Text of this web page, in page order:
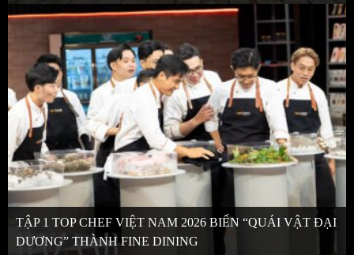
TẬP 1 TOP CHEF VIỆT NAM 2026 BIẾN “QUÁI VẬT ĐẠI
DƯƠNG” THÀNH FINE DINING